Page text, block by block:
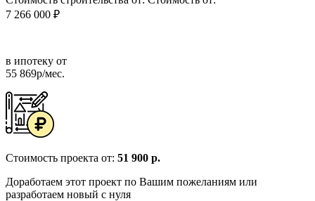
7 266 000 ₽
в ипотеку от
55 869р/мес.
Стоимость проекта от: 51 900 р.
Доработаем этот проект по Вашим пожеланиям или
разработаем новый с нуля